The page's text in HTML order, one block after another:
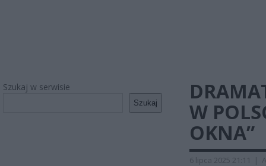
Szukaj w serwisie
Szukaj
W
OKNA”
6 lipca 2025 21:11 |